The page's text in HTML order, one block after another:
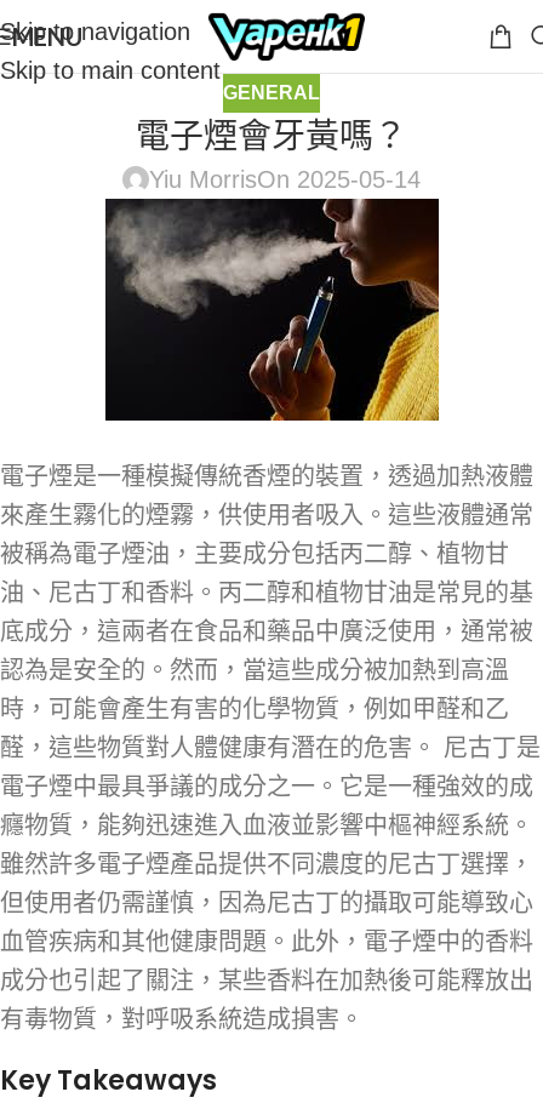
Skip to navigation
Skip to main content
MENU
GENERAL
電子煙會牙黃嗎？
Yiu MorrisOn 2025-05-14
電子煙是一種模擬傳統香煙的裝置，透過加熱液體
來產生霧化的煙霧，供使用者吸入。這些液體通常
被稱為電子煙油，主要成分包括丙二醇、植物甘
油、尼古丁和香料。丙二醇和植物甘油是常見的基
底成分，這兩者在食品和藥品中廣泛使用，通常被
認為是安全的。然而，當這些成分被加熱到高溫
時，可能會產生有害的化學物質，例如甲醛和乙
醛，這些物質對人體健康有潛在的危害。 尼古丁是
電子煙中最具爭議的成分之一。它是一種強效的成
癮物質，能夠迅速進入血液並影響中樞神經系統。
雖然許多電子煙產品提供不同濃度的尼古丁選擇，
但使用者仍需謹慎，因為尼古丁的攝取可能導致心
血管疾病和其他健康問題。此外，電子煙中的香料
成分也引起了關注，某些香料在加熱後可能釋放出
有毒物質，對呼吸系統造成損害。
Key Takeaways